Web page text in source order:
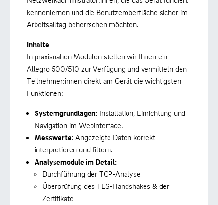
kennenlernen und die Benutzeroberfläche sicher im
Arbeitsalltag beherrschen möchten.
Inhalte
In praxisnahen Modulen stellen wir Ihnen ein
Allegro 500/510 zur Verfügung und vermitteln den
Teilnehmer:innen direkt am Gerät die wichtigsten
Funktionen:
Systemgrundlagen: Installation, Einrichtung und
Navigation im Webinterface.
Messwerte: Angezeigte Daten korrekt
interpretieren und filtern.
Analysemodule im Detail:
Durchführung der TCP-Analyse
Überprüfung des TLS-Handshakes & der
Zertifikate